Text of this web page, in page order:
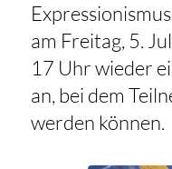
am Freitag, 5.
17 Uhr wieder
an, bei dem
werden können.